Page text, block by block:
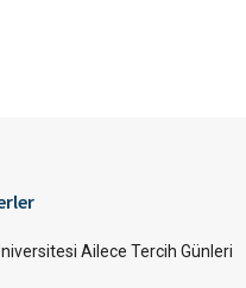
Ailece Tercih Günleri